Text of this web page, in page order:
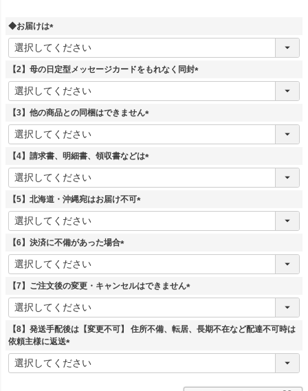
◆お届けは
(
必
須
【2】母の日定型メッセージカードをもれなく同封
(
【3】他の商品との同梱はできません
(
須
【4】請求書、明細書、領収書などは
(
【5】北海道・沖縄宛はお届け不可
(
【6】決済に不備があった場合
(
須
【7】ご注文後の変更・キャンセルはできません
(
須
【8】発送手配後は【変更不可】 住所不備、転居、長期不在など配達不可時は
依頼主様に返送
(
必